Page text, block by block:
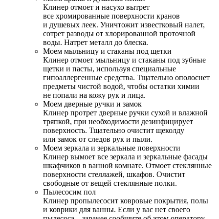
Клинер отмоет и насухо вытрет
все хромированные поверхности кранов
и душевых леек. Уничтожит известковый налет,
сотрет разводы от хлорированной проточной
воды. Натрет металл до блеска.
Моем мыльницу и стаканы под щетки
Клинер отмоет мыльницу и стаканы под зубные
щетки и пасты, используя специальные
гипоаллергенные средства. Тщательно ополоснет
предметы чистой водой, чтобы остатки химии
не попали на кожу рук и лица.
Моем дверные ручки и замок
Клинер протрет дверные ручки сухой и влажной
тряпкой, при необходимости дезинфицирует
поверхность. Тщательно очистит щеколду
или замок от следов рук и пыли.
Моем зеркала и зеркальные поверхности
Клинер вымоет все зеркала и зеркальные фасады
шкафчиков в ванной комнате. Отмоет стеклянные
поверхности стеллажей, шкафов. Очистит
свободные от вещей стеклянные полки.
Пылесосим пол
Клинер пропылесосит ковровые покрытия, полы
и коврики для ванны. Если у вас нет своего